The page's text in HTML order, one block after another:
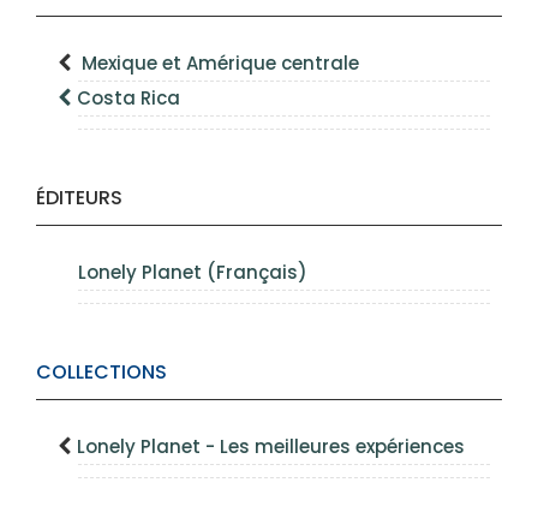
Mexique et Amérique centrale
Costa Rica
ÉDITEURS
Lonely Planet (Français)
COLLECTIONS
Lonely Planet - Les meilleures expériences